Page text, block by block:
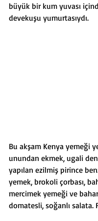
büyük bir kum yuvası
devekuşu yumurtasıydı.
Bu akşam Kenya yemeği
unundan ekmek, ugali
yapılan ezilmiş pirince
yemek, brokoli çorbası,
mercimek yemeği ve
domatesli, soğanlı salata.